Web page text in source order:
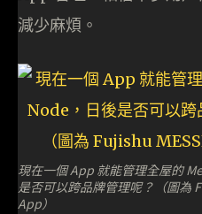
減少麻煩。
現在一個 App 就能管理全屋的
是否可以跨品牌管理呢？（圖為
App）